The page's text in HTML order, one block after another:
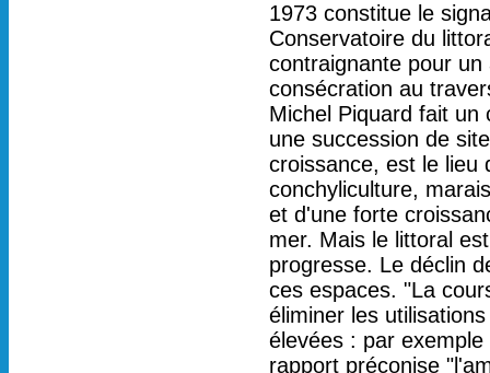
1973 constitue le
Conservatoire du
contraignante pour
consécration au
Michel Piquard fait
une succession de
croissance, est le lieu
conchyliculture,
et d'une forte
mer. Mais le littoral
progresse. Le déclin
ces espaces. "La
éliminer les
élevées : par
rapport préconise